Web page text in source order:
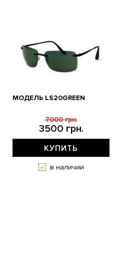
МОДЕЛЬ LS20GREEN
3500 грн.
7000 грн.
КУПИТЬ
в наличии